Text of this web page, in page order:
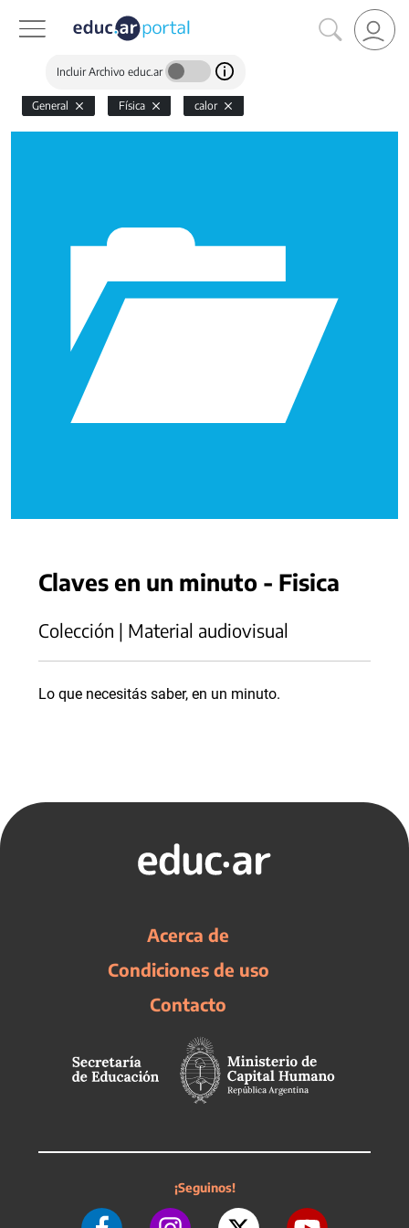
Incluir Archivo educ.ar
General Física calor
Claves en un minuto - Fisica
Colección | Material audiovisual
Lo que necesitás saber, en un minuto.
Acerca de
Condiciones de uso
Contacto
¡Seguinos!